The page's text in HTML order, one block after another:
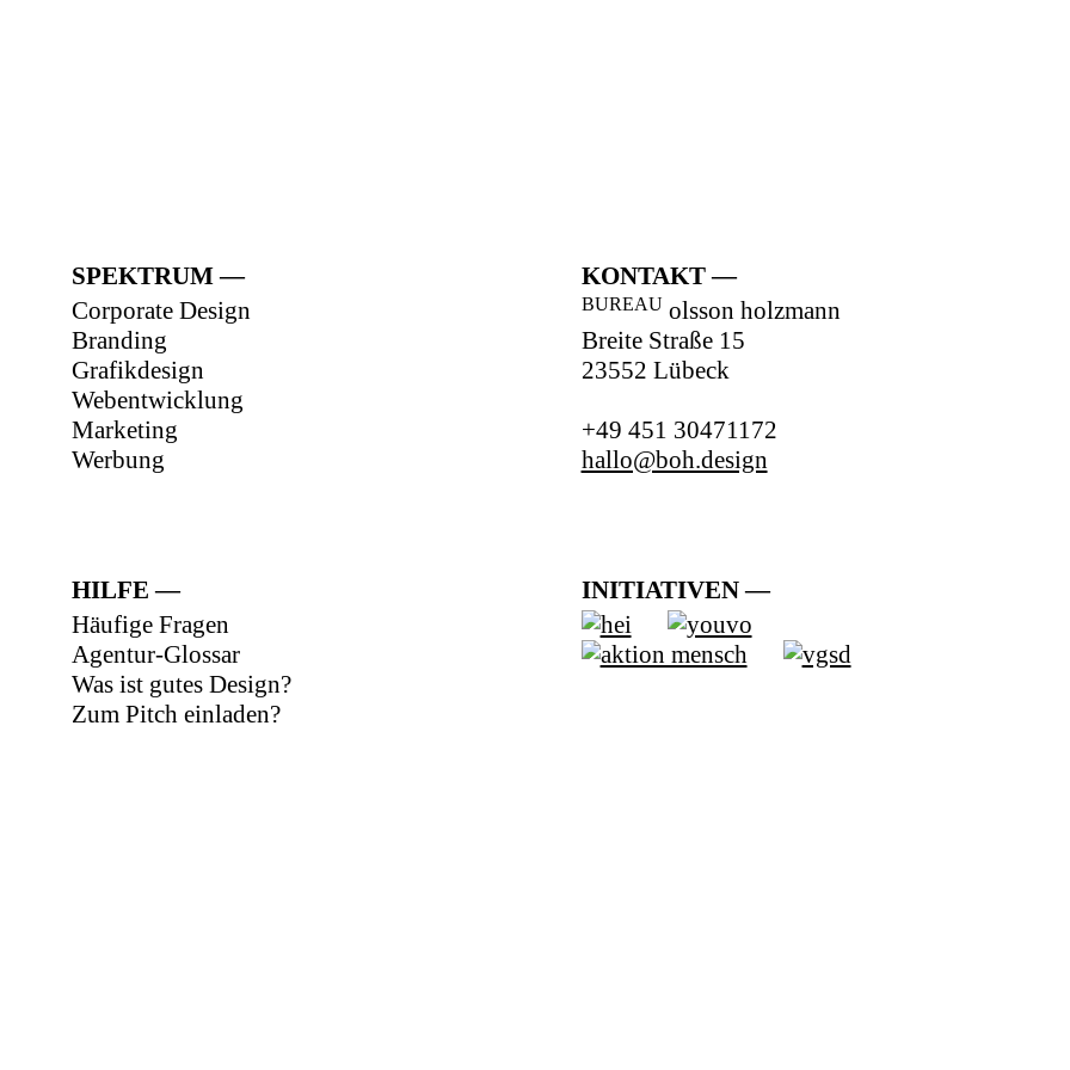
SPEKTRUM
Corporate Design
Branding
Grafikdesign
Webentwicklung
Marketing
Werbung
HILFE
Häufige Fragen
Agentur-Glossar
Was ist gutes Design?
Zum Pitch einladen?
KONTAKT
BUREAU olsson holzmann
Breite Straße 15
23552 Lübeck
+49 451 30471172
hallo@boh.design
INITIATIVEN